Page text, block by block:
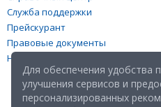
Служба поддержки
Прейскурант
Правовые документы
Настройка файлов cookies
Для обеспечения удобства
улучшения сервисов и
персонализированных